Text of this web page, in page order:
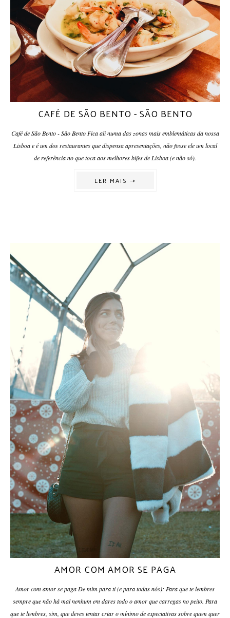
CAFÉ DE SÃO BENTO - SÃO BENTO
Café de São Bento - São Bento Fica ali numa das zonas mais emblemáticas da nossa
Lisboa e é um dos restaurantes que dispensa apresentações, não fosse ele um local
de referência no que toca aos melhores bifes de Lisboa (e não só).
LER MAIS ➝
AMOR COM AMOR SE PAGA
Amor com amor se paga De mim para ti (e para todas nós): Para que te lembres
sempre que não há mal nenhum em dares todo o amor que carregas no peito. Para
que te lembres, sim, que deves tentar criar o mínimo de expectativas sobre quem quer